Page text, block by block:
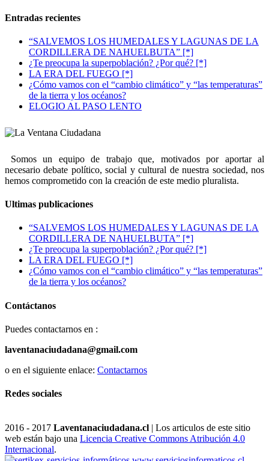
Entradas recientes
“SALVEMOS LOS HUMEDALES Y LAGUNAS DE LA
CORDILLERA DE NAHUELBUTA” [*]
¿Te preocupa la superpoblación? ¿Por qué? [*]
LA ERA DEL FUEGO [*]
¿Cómo vamos con el “cambio climático” y “las temperaturas”
de la tierra y los océanos?
ELOGIO AL PASO LENTO
Somos un equipo de trabajo que, motivados por aportar al
necesario debate político, social y cultural de nuestra sociedad, nos
hemos comprometido con la creación de este medio pluralista.
Ultimas publicaciones
“SALVEMOS LOS HUMEDALES Y LAGUNAS DE LA
CORDILLERA DE NAHUELBUTA” [*]
¿Te preocupa la superpoblación? ¿Por qué? [*]
LA ERA DEL FUEGO [*]
¿Cómo vamos con el “cambio climático” y “las temperaturas”
de la tierra y los océanos?
Contáctanos
Puedes contactarnos en :
laventanaciudadana@gmail.com
o en el siguiente enlace: Contactarnos
Redes sociales
2016 - 2017 Laventanaciudadana.cl | Los articulos de este sitio
web están bajo una Licencia Creative Commons Atribución 4.0
Internacional.